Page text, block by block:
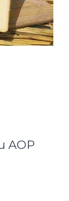
AOP